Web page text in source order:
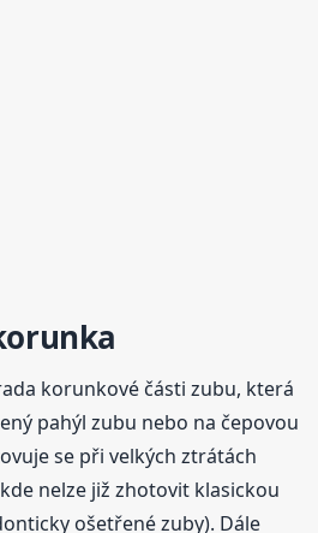
korunkové části zubu, která
pahýl zubu nebo na čepovou
se při velkých ztrátách
nelze již zhotovit klasickou
ošetřené zuby). Dále